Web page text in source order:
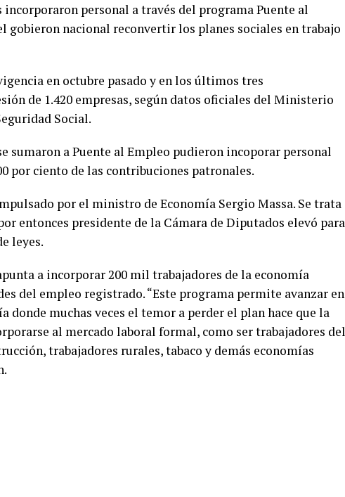
incorporaron personal a través del programa Puente al
gobieron nacional reconvertir los planes sociales en trabajo
en octubre pasado y en los últimos tres
de 1.420 empresas, según datos oficiales del Ministerio
Social.
sumaron a Puente al Empleo pudieron incoporar personal
por ciento de las contribuciones patronales.
por el ministro de Economía Sergio Massa. Se trata
entonces presidente de la Cámara de Diputados elevó para
leyes.
a incorporar 200 mil trabajadores de la economía
del empleo registrado. “Este programa permite avanzar en
donde muchas veces el temor a perder el plan hace que la
al mercado laboral formal, como ser trabajadores del
trabajadores rurales, tabaco y demás economías